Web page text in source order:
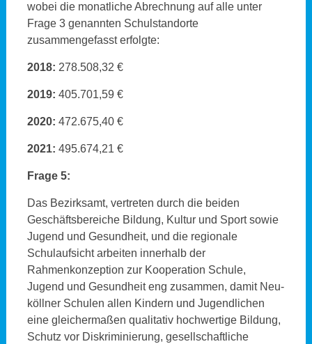
wobei die monatliche Abrechnung auf alle unter
Frage 3 genannten Schulstandorte
zusammengefasst erfolgte:
2018: 278.508,32 €
2019: 405.701,59 €
2020: 472.675,40 €
2021: 495.674,21 €
Frage 5:
Das Bezirksamt, vertreten durch die beiden
Geschäftsbereiche Bildung, Kultur und Sport sowie
Jugend und Gesundheit, und die regionale
Schulaufsicht arbeiten innerhalb der
Rahmenkonzeption zur Kooperation Schule,
Jugend und Gesundheit eng zusammen, damit Neu-
köllner Schulen allen Kindern und Jugendlichen
eine gleichermaßen qualitativ hochwertige Bildung,
Schutz vor Diskriminierung, gesellschaftliche